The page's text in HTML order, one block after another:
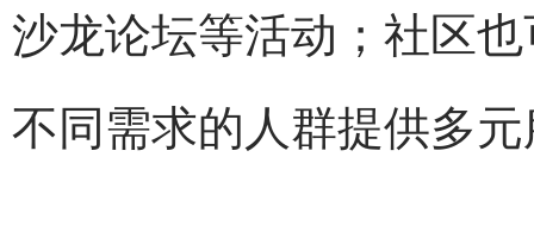
沙龙论坛等活动；社区
不同需求的人群提供多